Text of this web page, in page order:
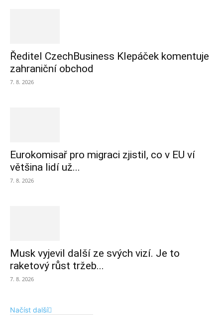
Ředitel CzechBusiness Klepáček komentuje
zahraniční obchod
7. 8. 2026
Eurokomisař pro migraci zjistil, co v EU ví
většina lidí už...
7. 8. 2026
Musk vyjevil další ze svých vizí. Je to
raketový růst tržeb...
7. 8. 2026
Načíst další